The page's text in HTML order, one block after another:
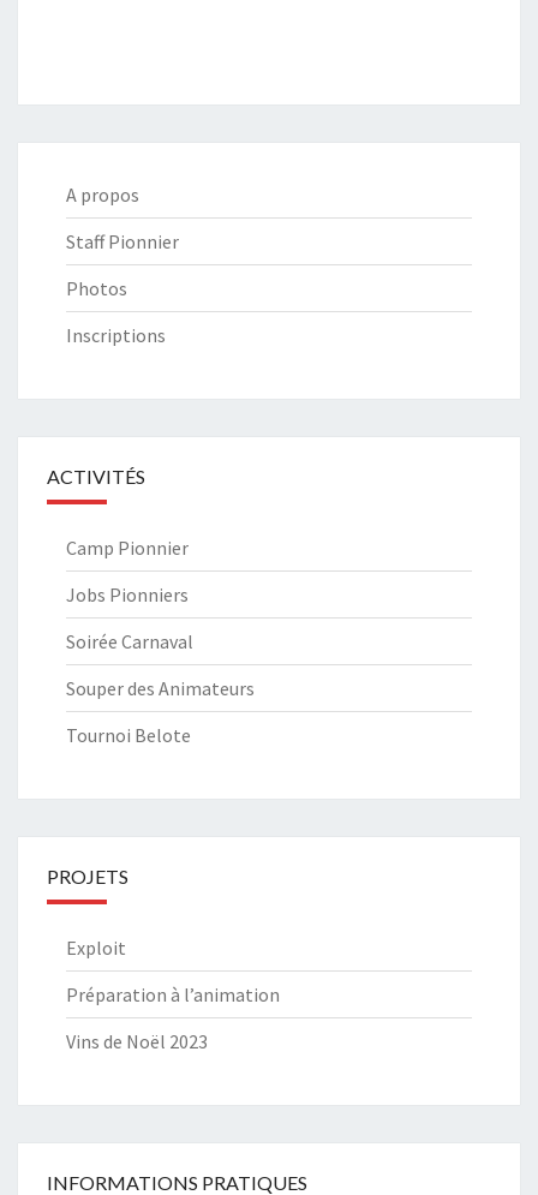
A propos
Staff Pionnier
Photos
Inscriptions
ACTIVITÉS
Camp Pionnier
Jobs Pionniers
Soirée Carnaval
Souper des Animateurs
Tournoi Belote
PROJETS
Exploit
Préparation à l’animation
Vins de Noël 2023
INFORMATIONS PRATIQUES